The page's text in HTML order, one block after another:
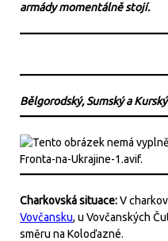
armády momentálně stojí.
Bělgorodský, Sumský a
Charkovská situace:V
Vovčansku, u Vovčanských
směru na Koloďazné.